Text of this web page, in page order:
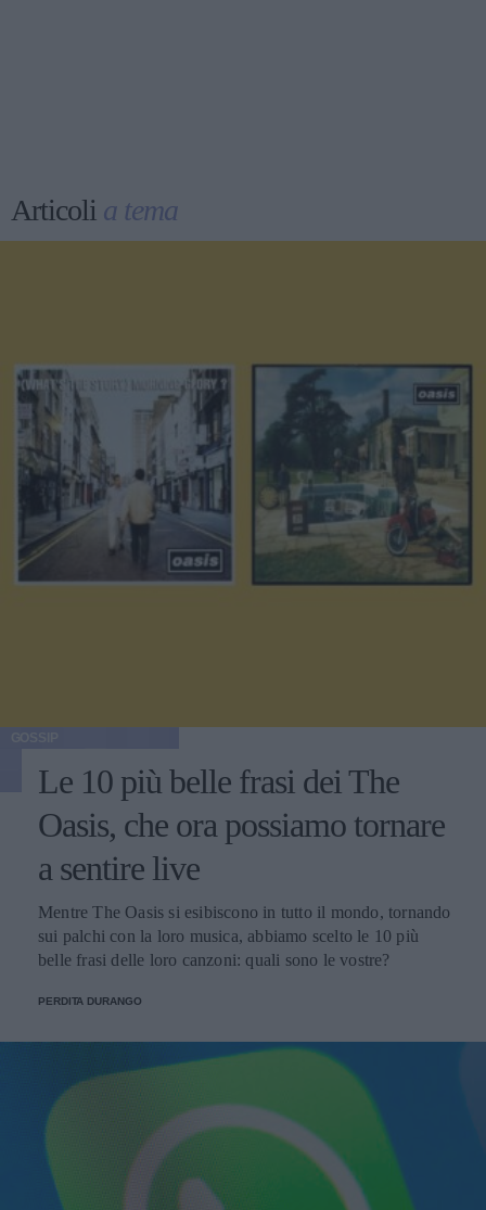
Articoli a tema
Le 10 più belle frasi dei The
Oasis, che ora possiamo tornare
a sentire live
Mentre The Oasis si esibiscono in tutto il mondo, tornando
sui palchi con la loro musica, abbiamo scelto le 10 più
belle frasi delle loro canzoni: quali sono le vostre?
PERDITA DURANGO